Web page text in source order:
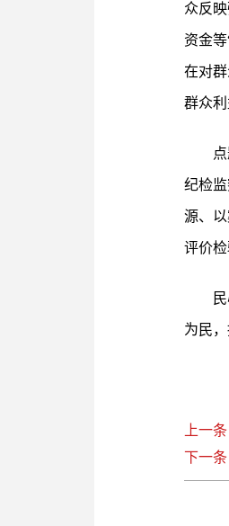
众反
资金
在对
群众
纪检
源、
评价
为民
上一
下一